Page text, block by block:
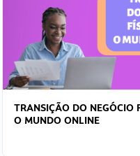
TRANSIÇÃO DO NEGÓCIO
O MUNDO ONLINE